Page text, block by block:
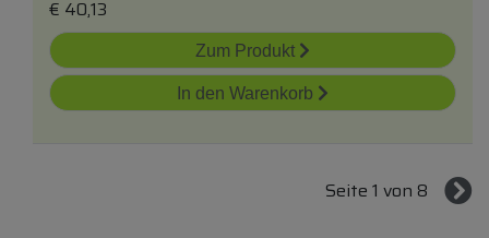
€ 40,13
Zum Produkt
In den Warenkorb
Seite 1 von 8